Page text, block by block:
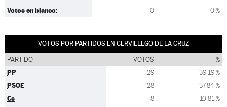
Votos en blanco: 0 0 %
VOTOS POR PARTIDOS EN CERVILLEGO DE LA CRUZ
PARTIDO VOTOS %
PP 29 39,19 %
PSOE 28 37,84 %
Cs 8 10,81 %